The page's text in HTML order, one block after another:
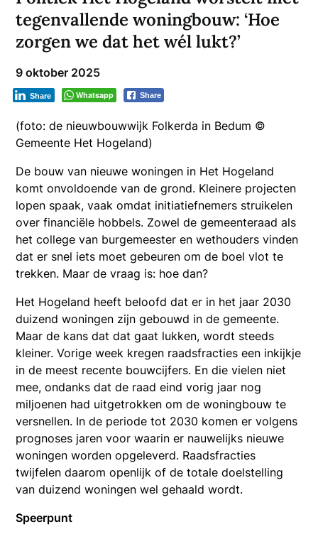
tegenvallende woningbouw: ‘Hoe
zorgen we dat het wél lukt?’
9 oktober 2025
Whatsapp Share
Share
(foto: de nieuwbouwwijk Folkerda in Bedum ©
Gemeente Het Hogeland)
De bouw van nieuwe woningen in Het Hogeland
komt onvoldoende van de grond. Kleinere projecten
lopen spaak, vaak omdat initiatiefnemers struikelen
over financiële hobbels. Zowel de gemeenteraad als
het college van burgemeester en wethouders vinden
dat er snel iets moet gebeuren om de boel vlot te
trekken. Maar de vraag is: hoe dan?
Het Hogeland heeft beloofd dat er in het jaar 2030
duizend woningen zijn gebouwd in de gemeente.
Maar de kans dat dat gaat lukken, wordt steeds
kleiner. Vorige week kregen raadsfracties een inkijkje
in de meest recente bouwcijfers. En die vielen niet
mee, ondanks dat de raad eind vorig jaar nog
miljoenen had uitgetrokken om de woningbouw te
versnellen. In de periode tot 2030 komen er volgens
prognoses jaren voor waarin er nauwelijks nieuwe
woningen worden opgeleverd. Raadsfracties
twijfelen daarom openlijk of de totale doelstelling
van duizend woningen wel gehaald wordt.
Speerpunt